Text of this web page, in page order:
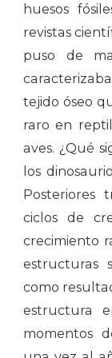
huesos
revistas
puso de
tejido óseo
raro en
aves. ¿Qué
los
Posteriores
ciclos de
crecimiento
estructuras
como
estructura
momentos